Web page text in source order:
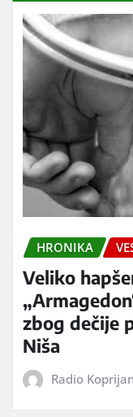
HRONIKA
Veliko
zbog dečije
Niša
Radio Koprijan